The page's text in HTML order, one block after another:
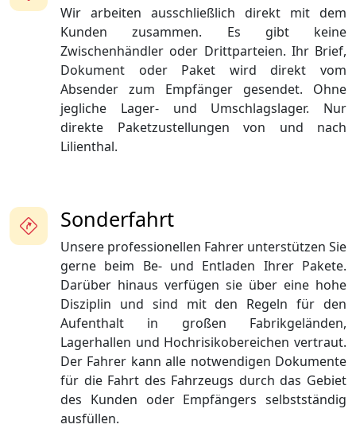
Sonderfahrt
Unsere professionellen Fahrer unterstützen Sie
gerne beim Be- und Entladen Ihrer Pakete.
Darüber hinaus verfügen sie über eine hohe
Disziplin und sind mit den Regeln für den
Aufenthalt in großen Fabrikgeländen,
Lagerhallen und Hochrisikobereichen vertraut.
Der Fahrer kann alle notwendigen Dokumente
für die Fahrt des Fahrzeugs durch das Gebiet
des Kunden oder Empfängers selbstständig
ausfüllen.
Wir arbeiten ausschließlich direkt mit dem
Kunden zusammen. Es gibt keine
Zwischenhändler oder Drittparteien. Ihr Brief,
Dokument oder Paket wird direkt vom
Absender zum Empfänger gesendet. Ohne
jegliche Lager- und Umschlagslager. Nur
direkte Paketzustellungen von und nach
Lilienthal.